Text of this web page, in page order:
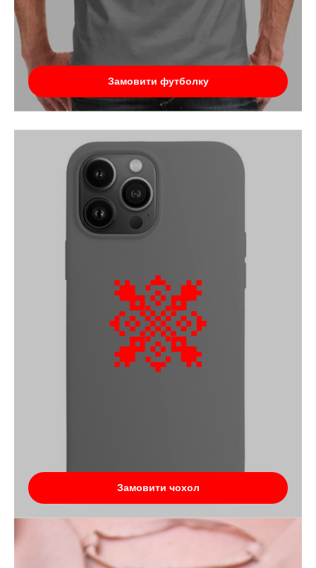
Замовити футболку
Замовити чохол